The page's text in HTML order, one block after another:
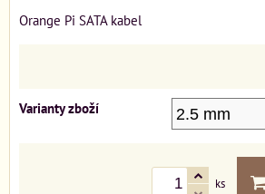
Orange Pi SATA kabel
Varianty zboží
ks